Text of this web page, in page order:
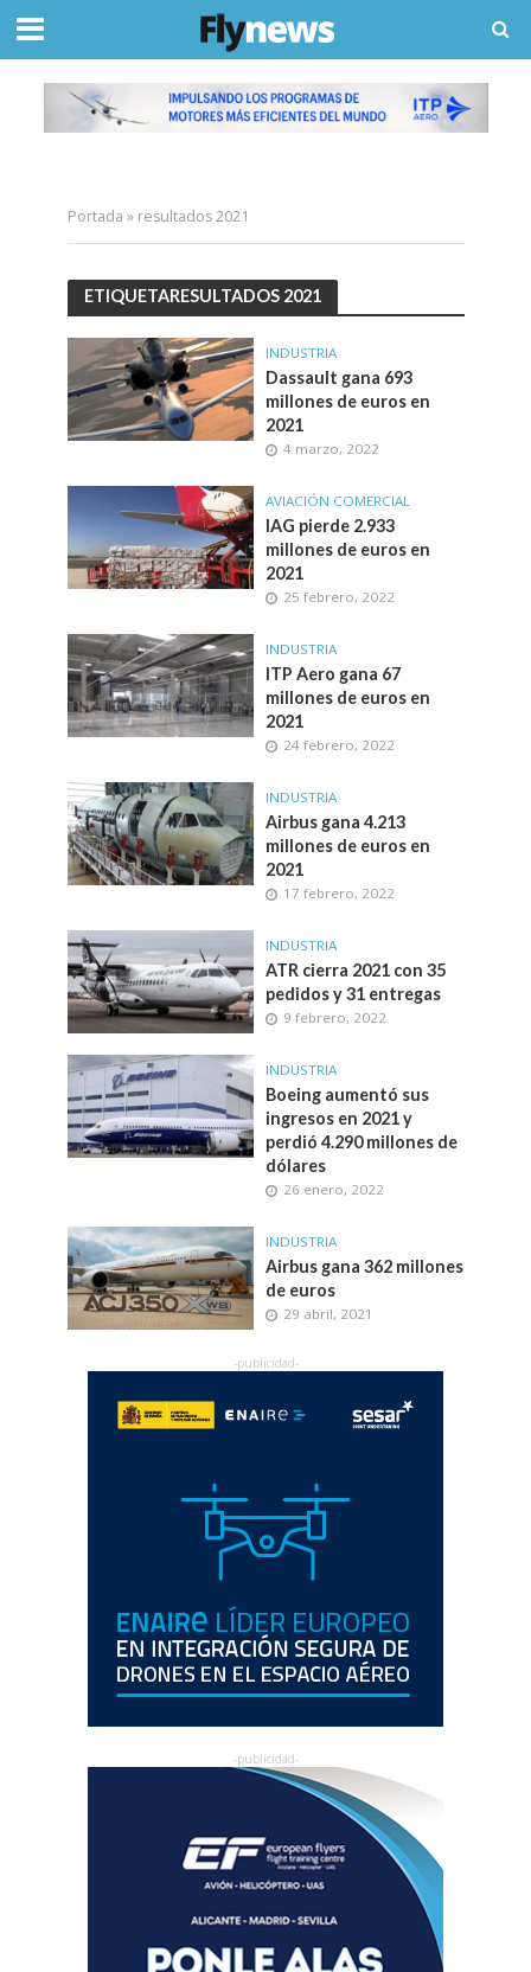
Portada » resultados 2021
ETIQUETARESULTADOS 2021
INDUSTRIA
Dassault gana 693
millones de euros en
2021
4 marzo, 2022
AVIACIÓN COMERCIAL
IAG pierde 2.933
millones de euros en
2021
25 febrero, 2022
INDUSTRIA
ITP Aero gana 67
millones de euros en
2021
24 febrero, 2022
INDUSTRIA
Airbus gana 4.213
millones de euros en
2021
17 febrero, 2022
INDUSTRIA
ATR cierra 2021 con 35
pedidos y 31 entregas
9 febrero, 2022
INDUSTRIA
Boeing aumentó sus
ingresos en 2021 y
perdió 4.290 millones de
dólares
26 enero, 2022
INDUSTRIA
Airbus gana 362 millones
de euros
29 abril, 2021